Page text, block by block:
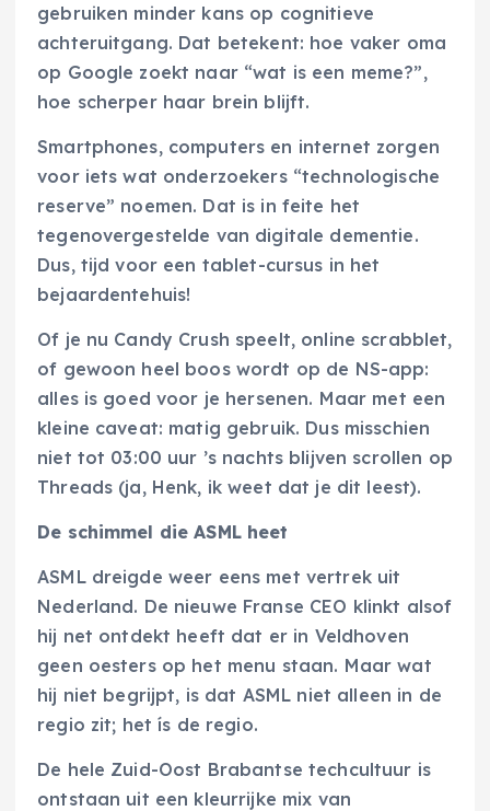
gebruiken minder kans op cognitieve
achteruitgang. Dat betekent: hoe vaker oma
op Google zoekt naar “wat is een meme?”,
hoe scherper haar brein blijft.
Smartphones, computers en internet zorgen
voor iets wat onderzoekers “technologische
reserve” noemen. Dat is in feite het
tegenovergestelde van digitale dementie.
Dus, tijd voor een tablet-cursus in het
bejaardentehuis!
Of je nu Candy Crush speelt, online scrabblet,
of gewoon heel boos wordt op de NS-app:
alles is goed voor je hersenen. Maar met een
kleine caveat: matig gebruik. Dus misschien
niet tot 03:00 uur ’s nachts blijven scrollen op
Threads (ja, Henk, ik weet dat je dit leest).
De schimmel die ASML heet
ASML dreigde weer eens met vertrek uit
Nederland. De nieuwe Franse CEO klinkt alsof
hij net ontdekt heeft dat er in Veldhoven
geen oesters op het menu staan. Maar wat
hij niet begrijpt, is dat ASML niet alleen in de
regio zit; het ís de regio.
De hele Zuid-Oost Brabantse techcultuur is
ontstaan uit een kleurrijke mix van